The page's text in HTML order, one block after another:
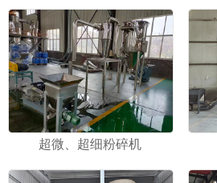
超微、超细粉碎机